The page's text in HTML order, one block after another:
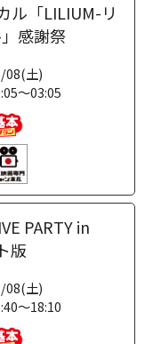
ル「LILIUM-リ
感謝祭
08(土)
～03:05
PARTY in
版
08(土)
～18:10